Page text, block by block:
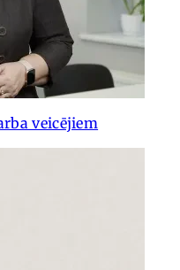
veicējiem